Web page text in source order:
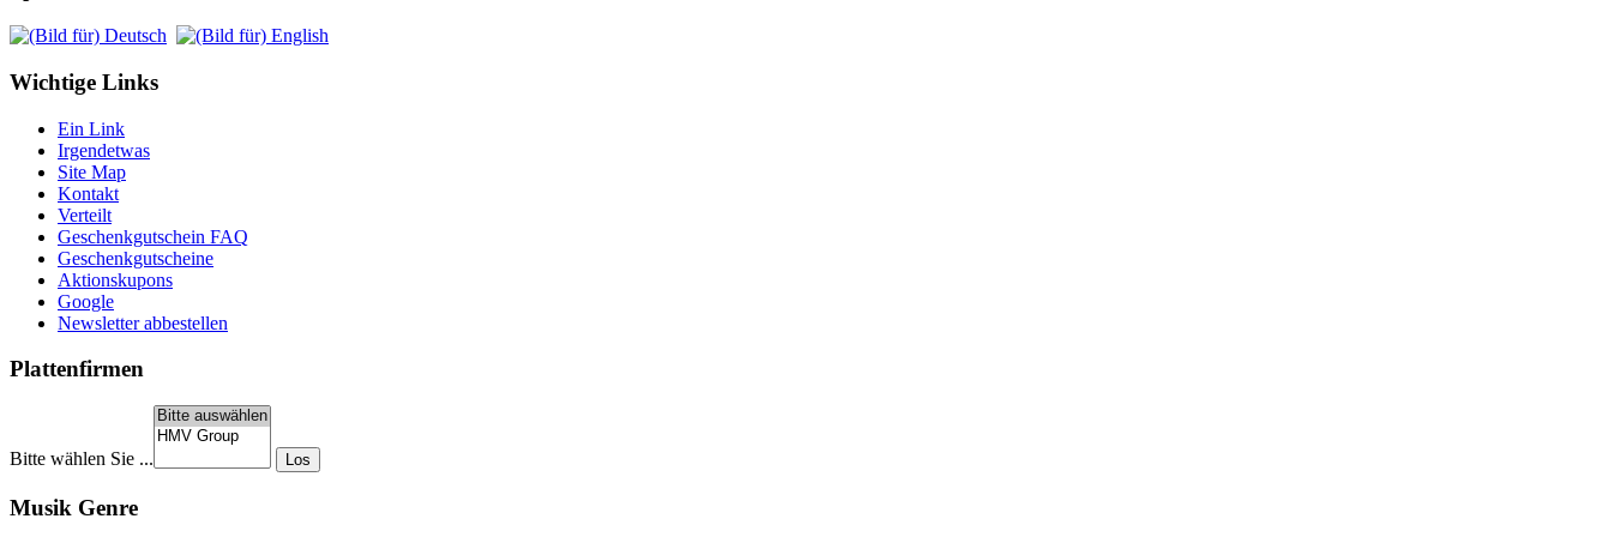
Wichtige Links
Ein Link
Irgendetwas
Site Map
Kontakt
Verteilt
Geschenkgutschein FAQ
Geschenkgutscheine
Aktionskupons
Google
Newsletter abbestellen
Plattenfirmen
Bitte wählen Sie ...
Musik Genre